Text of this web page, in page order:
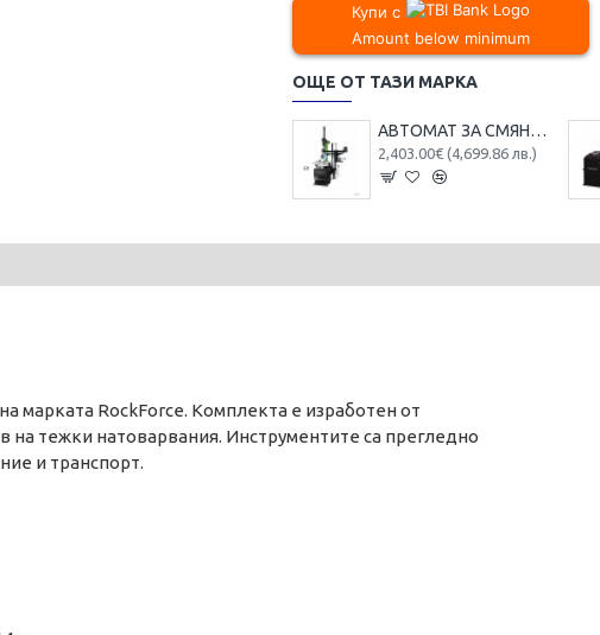
Купи с
Amount below minimum
ОЩЕ ОТ ТАЗИ МАРКА
АВТОМАТ ЗА СМЯНА НА ГУМИ ЗА ДЖАНТИ С РАМО RockForce , U226
2,403.00€ (4,699.86 лв.)
марката RockForce. Комплекта е изработен от
на тежки натоварвания. Инструментите са прегледно
и транспорт.